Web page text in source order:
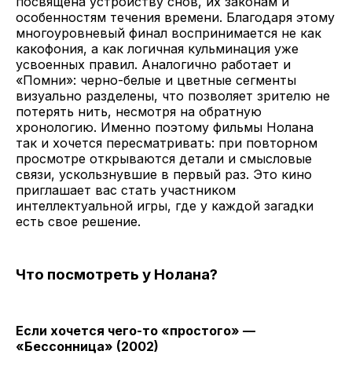
особенностям течения времени. Благодаря этому
многоуровневый финал воспринимается не как
какофония, а как логичная кульминация уже
усвоенных правил. Аналогично работает и
«Помни»: черно-белые и цветные сегменты
визуально разделены, что позволяет зрителю не
потерять нить, несмотря на обратную
хронологию. Именно поэтому фильмы Нолана
так и хочется пересматривать: при повторном
просмотре открываются детали и смысловые
связи, ускользнувшие в первый раз. Это кино
приглашает вас стать участником
интеллектуальной игры, где у каждой загадки
есть свое решение.
Что посмотреть у Нолана?
Если хочется чего-то «простого» —
«Бессонница» (2002)